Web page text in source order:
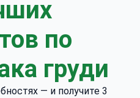
по
груди
— и получите 3